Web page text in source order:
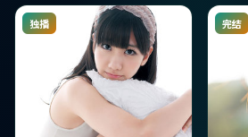
独播 完结